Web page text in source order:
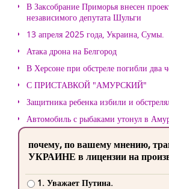
В Заксобрание Приморья внесен
независимого депутата Шульги
13 апреля 2025 года, Украина, Сумы.
Атака дрона на Белгород
В Херсоне при обстреле погибли два
С ПРИСТАВКОЙ "АМУРСКИЙ"
Защитника ребенка избили и
Автомобиль с рыбаками утонул в
почему, по вашему мнению,
УКРАИНЕ в лицензии на
1. Уважает Путина.